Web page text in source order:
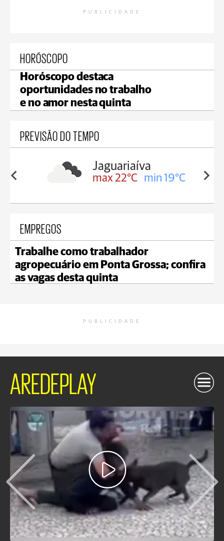
PUBLICIDADE
HORÓSCOPO
Horóscopo destaca
oportunidades no trabalho
e no amor nesta quinta
PREVISÃO DO TEMPO
Jaguariaíva
max 22°C min 19°C max
EMPREGOS
Trabalhe como trabalhador
agropecuário em Ponta Grossa; confira
as vagas desta quinta
PUBLICIDADE
AREDEPLAY